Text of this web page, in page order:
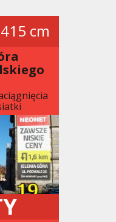
cm